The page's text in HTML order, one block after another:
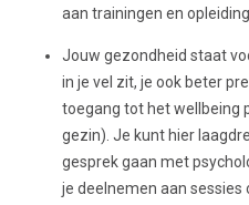
aan trainingen en
Jouw gezondheid staat
in je vel zit, je ook beter
toegang tot het wellbeing
gezin). Je kunt hier
gesprek gaan met
je deelnemen aan sessies